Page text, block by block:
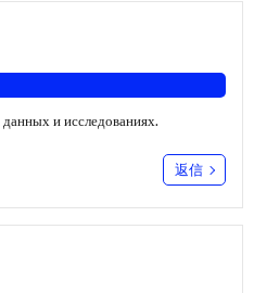
и исследованиях.
返信